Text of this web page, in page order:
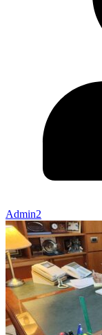
Admin2